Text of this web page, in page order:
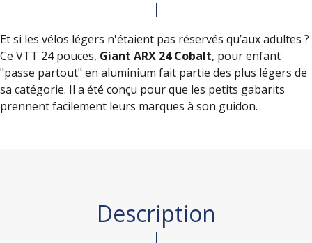
Et si les vélos légers n'étaient pas réservés qu’aux adultes ?
Ce VTT 24 pouces, Giant ARX 24Cobalt, pour enfant
"passe partout" en aluminium fait partie des plus légers de
sa catégorie. Il a été conçu pour que les petits gabarits
prennent facilement leurs marques à son guidon.
Description